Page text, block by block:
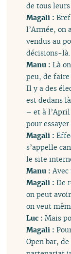
de tous
Magali :
l’Armée, on
vendus au
décisions-là.
Manu :Là
peu, de faire
Il y a des
est dedans
– et à
pour
Magali :
s’appelle
le site
Manu :
Magali :De
on peut
on veut
Luc :Mais
Magali :
Open bar,